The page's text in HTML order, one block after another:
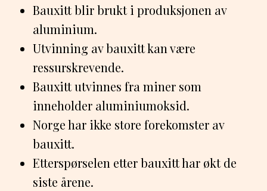
Bauxitt blir brukt i produksjonen av
aluminium.
Utvinning av bauxitt kan være
ressurskrevende.
Bauxitt utvinnes fra miner som
inneholder aluminiumoksid.
Norge har ikke store forekomster av
bauxitt.
Etterspørselen etter bauxitt har økt de
siste årene.